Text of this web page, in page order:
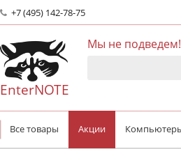
+7 (495) 142-78-75
EnterNOTE
Мы не подведем!
Все товары Акции